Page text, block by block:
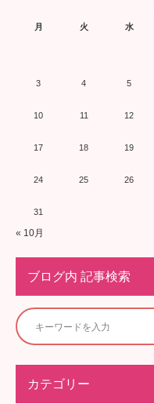
月
火 水
3 4 5
10 11 12
17 18 19
24 25 26
31
« 10月
ブログ内 記事検索
カテゴリー